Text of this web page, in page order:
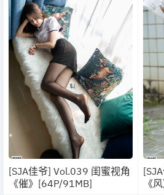
[SJA佳爷] Vol.039 闺蜜视角
《催》[64P/91MB]
《